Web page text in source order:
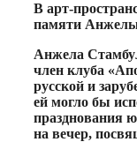
В арт-
памяти
Анжела
член клуба
русской и
ей могло бы
празднования
на вечер,